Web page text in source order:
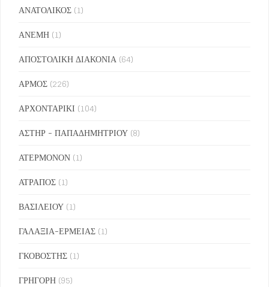
ΑΝΑΤΟΛΙΚΟΣ (1)
ΑΝΕΜΗ (1)
ΑΠΟΣΤΟΛΙΚΗ ΔΙΑΚΟΝΙΑ (64)
ΑΡΜΟΣ (226)
ΑΡΧΟΝΤΑΡΙΚΙ (104)
ΑΣΤΗΡ - ΠΑΠΑΔΗΜΗΤΡΙΟΥ (8)
ΑΤΕΡΜΟΝΟΝ (1)
ΑΤΡΑΠΟΣ (1)
ΒΑΣΙΛΕΙΟΥ (1)
ΓΑΛΑΞΙΑ-ΕΡΜΕΙΑΣ (1)
ΓΚΟΒΟΣΤΗΣ (1)
ΓΡΗΓΟΡΗ (95)